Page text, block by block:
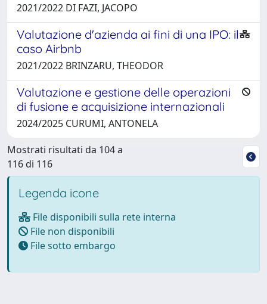
2021/2022 DI FAZI, JACOPO
Valutazione d'azienda ai fini di una IPO: il
caso Airbnb
2021/2022 BRINZARU, THEODOR
Valutazione e gestione delle operazioni
di fusione e acquisizione internazionali
2024/2025 CURUMI, ANTONELA
Mostrati risultati da 104 a
116 di 116
Legenda icone
File disponibili sulla rete interna
File non disponibili
File sotto embargo